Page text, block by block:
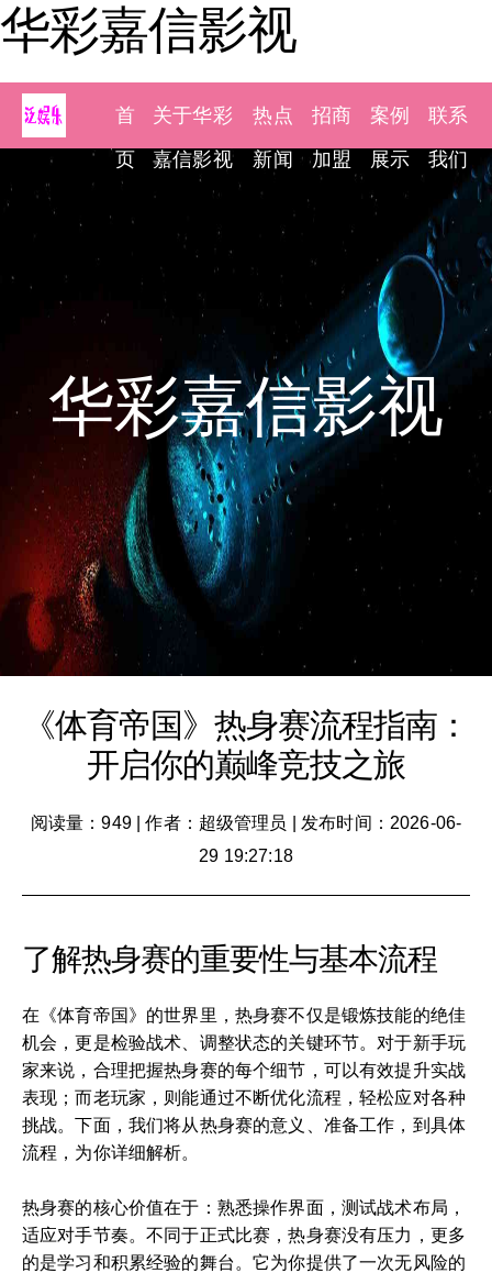
华彩嘉信影视
首
页
关于华彩
嘉信影视
热点
新闻
招商
加盟
案例
展示
联系
我们
华彩嘉信影视
《体育帝国》热身赛流程指南：
开启你的巅峰竞技之旅
阅读量：949|作者：超级管理员
发布时间：2026-06-
29 19:27:18
了解热身赛的重要性与基本流程
在《体育帝国》的世界里，热身赛不仅是锻炼技能的绝佳
机会，更是检验战术、调整状态的关键环节。对于新手玩
家来说，合理把握热身赛的每个细节，可以有效提升实战
表现；而老玩家，则能通过不断优化流程，轻松应对各种
挑战。下面，我们将从热身赛的意义、准备工作，到具体
流程，为你详细解析。
热身赛的核心价值在于：熟悉操作界面，测试战术布局，
适应对手节奏。不同于正式比赛，热身赛没有压力，更多
的是学习和积累经验的舞台。它为你提供了一次无风险的